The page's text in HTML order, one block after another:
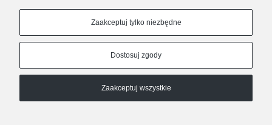
© 2013–2026 OTIEN. Polski sklep online z biżuterią ze stali
Zaakceptuj tylko niezbędne
Dostosuj zgody
Zaakceptuj wszystkie